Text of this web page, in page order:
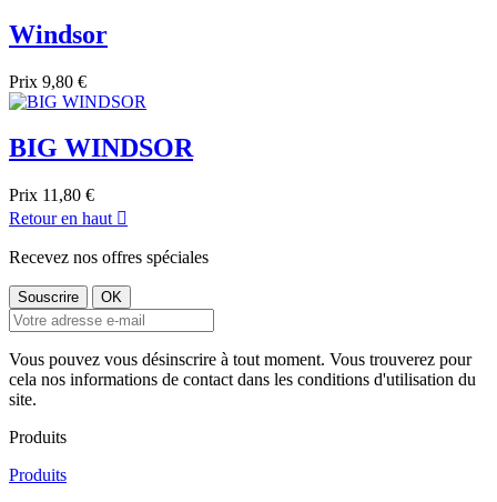
Windsor
Prix 9,80 €
BIG WINDSOR
Prix 11,80 €
Retour en haut 
Recevez nos offres spéciales
Vous pouvez vous désinscrire à tout moment. Vous trouverez pour
cela nos informations de contact dans les conditions d'utilisation du
site.
Produits
Produits